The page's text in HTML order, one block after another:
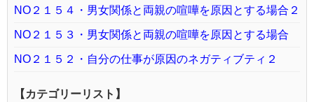
NO２１５４・男女関係と両親の喧嘩を原因とする場合２
NO２１５３・男女関係と両親の喧嘩を原因とする場合
NO２１５２・自分の仕事が原因のネガティブティ２
【カテゴリーリスト】